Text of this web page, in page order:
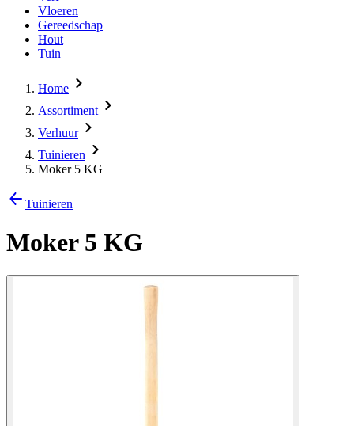
Vloeren
Gereedschap
Hout
Tuin
Home
Assortiment
Verhuur
Tuinieren
Moker 5 KG
Tuinieren
Moker 5 KG